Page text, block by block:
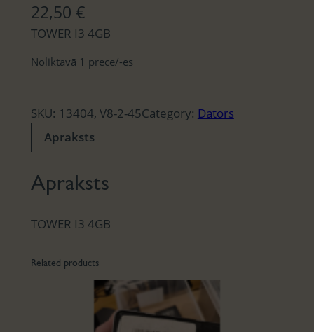
22,50 €
TOWER I3 4GB
Noliktavā 1 prece/-es
SKU: 13404, V8-2-45Category: Dators
Apraksts
Apraksts
TOWER I3 4GB
Related products